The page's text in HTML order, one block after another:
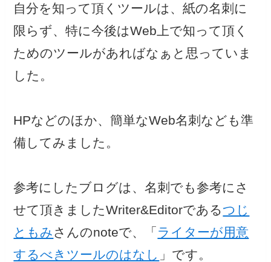
自分を知って頂くツールは、紙の名刺に
限らず、特に今後はWeb上で知って頂く
ためのツールがあればなぁと思っていま
した。
HPなどのほか、簡単なWeb名刺なども準
備してみました。
参考にしたブログは、名刺でも参考にさ
せて頂きましたWriter&Editorであるつじ
ともみさんのnoteで、「 ライターが用意
するべきツールのはなし 」です。